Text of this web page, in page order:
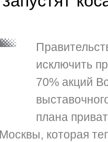
исключить
70% акций
плана
которая